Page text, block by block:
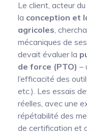
Le client, acteur
la conception et
agricoles,
mécaniques de
devait évaluer la
de force (PTO) –
l’efficacité des
etc.). Les essais
réelles, avec une
répétabilité des
de certification et